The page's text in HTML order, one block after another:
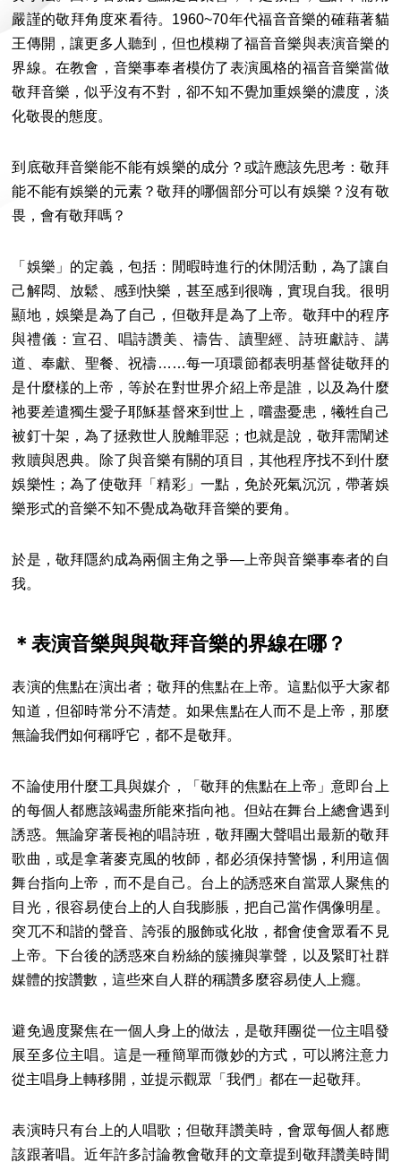
嚴謹的敬拜角度來看待。1960~70年代福音音樂的確藉著貓
王傳開，讓更多人聽到，但也模糊了福音音樂與表演音樂的
界線。在教會，音樂事奉者模仿了表演風格的福音音樂當做
敬拜音樂，似乎沒有不對，卻不知不覺加重娛樂的濃度，淡
化敬畏的態度。
到底敬拜音樂能不能有娛樂的成分？或許應該先思考：敬拜
能不能有娛樂的元素？敬拜的哪個部分可以有娛樂？沒有敬
畏，會有敬拜嗎？
「娛樂」的定義，包括：閒暇時進行的休閒活動，為了讓自
己解悶、放鬆、感到快樂，甚至感到很嗨，實現自我。很明
顯地，娛樂是為了自己，但敬拜是為了上帝。敬拜中的程序
與禮儀：宣召、唱詩讚美、禱告、讀聖經、詩班獻詩、講
道、奉獻、聖餐、祝禱……每一項環節都表明基督徒敬拜的
是什麼樣的上帝，等於在對世界介紹上帝是誰，以及為什麼
祂要差遣獨生愛子耶穌基督來到世上，嚐盡憂患，犧牲自己
被釘十架，為了拯救世人脫離罪惡；也就是說，敬拜需闡述
救贖與恩典。除了與音樂有關的項目，其他程序找不到什麼
娛樂性；為了使敬拜「精彩」一點，免於死氣沉沉，帶著娛
樂形式的音樂不知不覺成為敬拜音樂的要角。
於是，敬拜隱約成為兩個主角之爭—上帝與音樂事奉者的自
我。
＊表演音樂與與敬拜音樂的界線在哪？
表演的焦點在演出者；敬拜的焦點在上帝。這點似乎大家都
知道，但卻時常分不清楚。如果焦點在人而不是上帝，那麼
無論我們如何稱呼它，都不是敬拜。
不論使用什麼工具與媒介，「敬拜的焦點在上帝」意即台上
的每個人都應該竭盡所能來指向祂。但站在舞台上總會遇到
誘惑。無論穿著長袍的唱詩班，敬拜團大聲唱出最新的敬拜
歌曲，或是拿著麥克風的牧師，都必須保持警惕，利用這個
舞台指向上帝，而不是自己。台上的誘惑來自當眾人聚焦的
目光，很容易使台上的人自我膨脹，把自己當作偶像明星。
突兀不和諧的聲音、誇張的服飾或化妝，都會使會眾看不見
上帝。下台後的誘惑來自粉絲的簇擁與掌聲，以及緊盯社群
媒體的按讚數，這些來自人群的稱讚多麼容易使人上癮。
避免過度聚焦在一個人身上的做法，是敬拜團從一位主唱發
展至多位主唱。這是一種簡單而微妙的方式，可以將注意力
從主唱身上轉移開，並提示觀眾「我們」都在一起敬拜。
表演時只有台上的人唱歌；但敬拜讚美時，會眾每個人都應
該跟著唱。近年許多討論教會敬拜的文章提到敬拜讚美時間